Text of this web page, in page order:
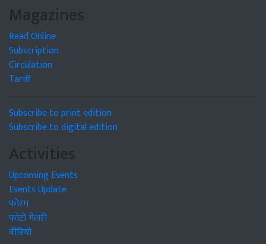
Magazines
Read Online
Subscription
Circulation
Tariff
Subscribe to print edition
Subscribe to digital edition
Activities
Upcoming Events
Events Update
फोरम
फोटो गैलरी
वीडियो